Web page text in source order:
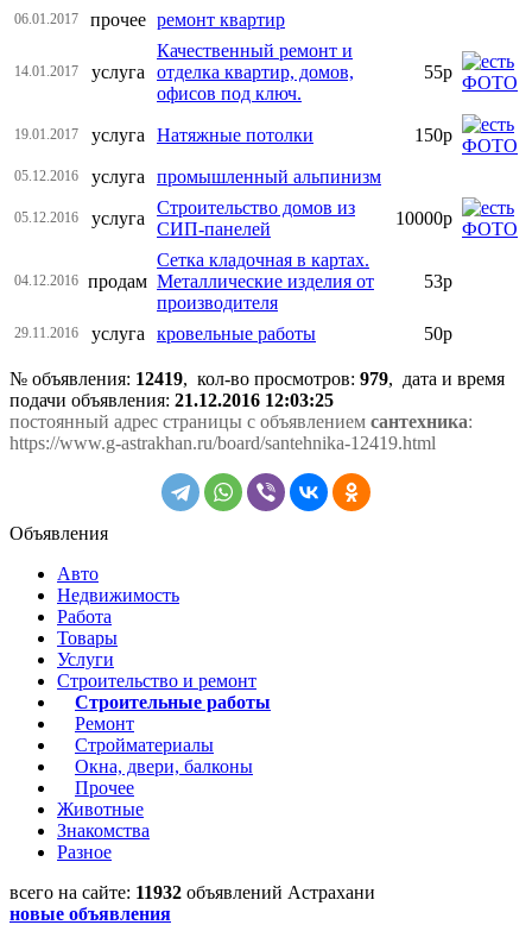
06.01.2017 прочее ремонт квартир
14.01.2017 услуга
Качественный ремонт и
отделка квартир, домов,
офисов под ключ.
55р
19.01.2017 услуга Натяжные потолки 150р
05.12.2016 услуга промышленный альпинизм
05.12.2016 услуга
Строительство домов из
СИП-панелей
10000р
04.12.2016 продам
Сетка кладочная в картах.
Металлические изделия от
производителя
53р
29.11.2016 услуга кровельные работы 50р
№ объявления: 12419, кол-во просмотров: 979, дата и время
подачи объявления: 21.12.2016 12:03:25
постоянный адрес страницы с объявлением сантехника:
https://www.g-astrakhan.ru/board/santehnika-12419.html
Объявления
Авто
Недвижимость
Работа
Товары
Услуги
Строительство и ремонт
Строительные работы
Ремонт
Стройматериалы
Окна, двери, балконы
Прочее
Животные
Знакомства
Разное
всего на сайте: 11932 объявлений Астрахани
новые объявления